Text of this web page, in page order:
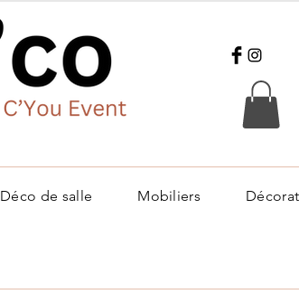
Déco de salle Mobiliers